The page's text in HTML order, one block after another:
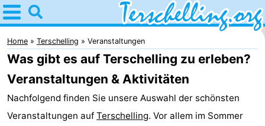
Home
Terschelling
Tipps
Für
kindern
Dörfer
Home Terschelling Veranstaltungen
Was gibt es auf Terschelling zu erleben?
Veranstaltungen & Aktivitäten
Nachfolgend finden Sie unsere Auswahl der schönsten
Veranstaltungen auf Terschelling. Vor allem im Sommer